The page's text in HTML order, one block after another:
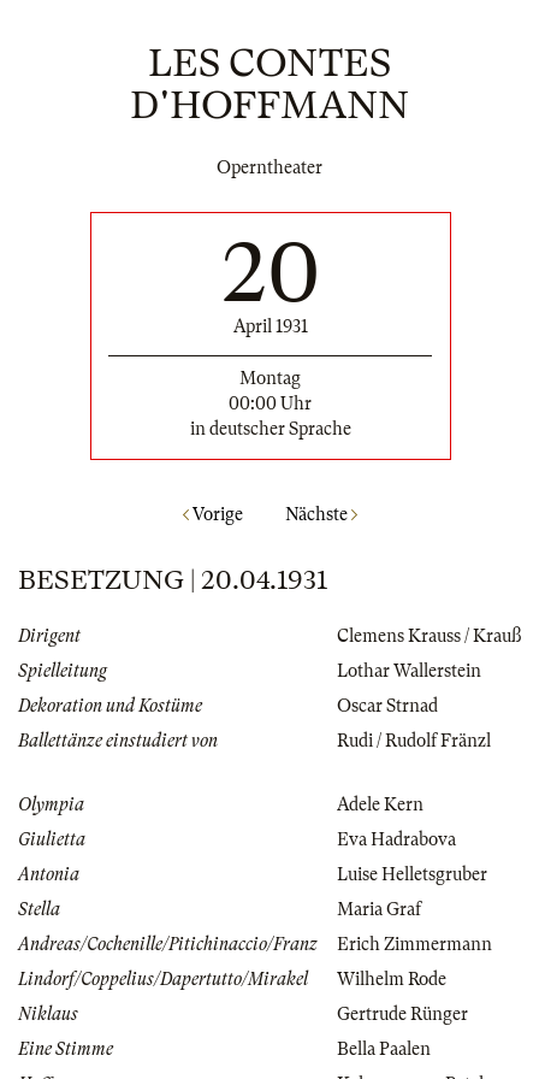
LES CONTES
D'HOFFMANN
Operntheater
20
April 1931
Montag
00:00 Uhr
in deutscher Sprache
Vorige Nächste
BESETZUNG | 20.04.1931
Dirigent
Clemens Krauss / Krauß
Spielleitung
Lothar Wallerstein
Dekoration und Kostüme
Oscar Strnad
Ballettänze einstudiert von
Rudi / Rudolf Fränzl
Olympia
Adele Kern
Giulietta
Eva Hadrabova
Antonia
Luise Helletsgruber
Stella
Maria Graf
Andreas/Cochenille/Pitichinaccio/Franz
Erich Zimmermann
Lindorf/Coppelius/Dapertutto/Mirakel
Wilhelm Rode
Niklaus
Gertrude Rünger
Eine Stimme
Bella Paalen